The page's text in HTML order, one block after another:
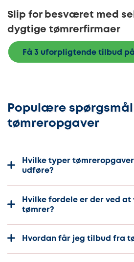
Slip for besværet med
dygtige tømrerfirmaer
Få 3 uforpligtende tilbud
Populære spørgsmål
tømreropgaver
Hvilke typer
udføre?
Hvilke fordele er der ved at
tømrer?
Hvordan får jeg tilbud fra